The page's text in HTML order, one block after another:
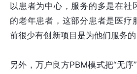
以患者为中心，服务的多是在社
的老年患者，这部分患者是医疗
前很少有创新项目是为他们服务的
另外，万户良方PBM模式把“无